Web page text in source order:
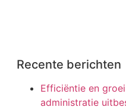
Recente berichten
Efficiëntie en
administratie